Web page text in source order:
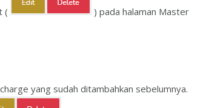
(
) pada halaman Master
yang sudah ditambahkan sebelumnya.